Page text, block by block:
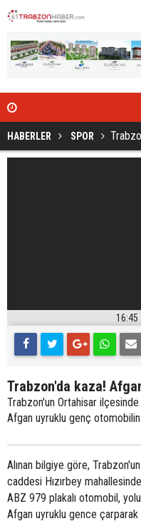
Abdülkadir'e o kulüpten
HABERLER SPOR
16:45
Trabzon'da kaza!
Trabzon'un Ortahisar
Afgan uyruklu genç otomobilin
Alınan bilgiye göre,
caddesi Hızırbey
ABZ 979 plakalı otomobil,
Afgan uyruklu gence çarparak